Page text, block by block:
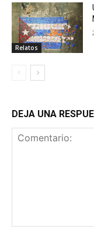
Relatos
DEJA UNA